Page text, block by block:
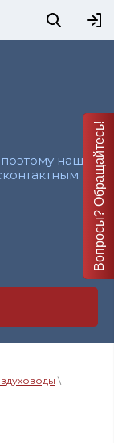
наши
\
Вопросы? Обращайтесь!